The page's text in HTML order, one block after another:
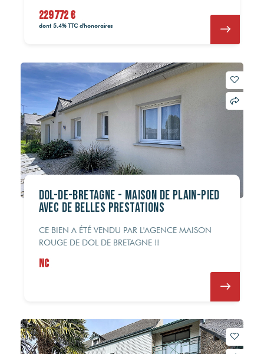
229 772 €
dont 5.4% TTC d'honoraires
DOL-DE-BRETAGNE - Maison de plain-pied
avec de belles prestations
CE BIEN A ÉTÉ VENDU PAR L'AGENCE MAISON
ROUGE DE DOL DE BRETAGNE !!
NC